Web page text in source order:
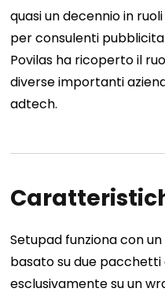
quasi un decennio in
per consulenti
Povilas ha ricoperto il
diverse importanti
adtech.
Setupad funziona con
basato su due pacchetti
esclusivamente su un